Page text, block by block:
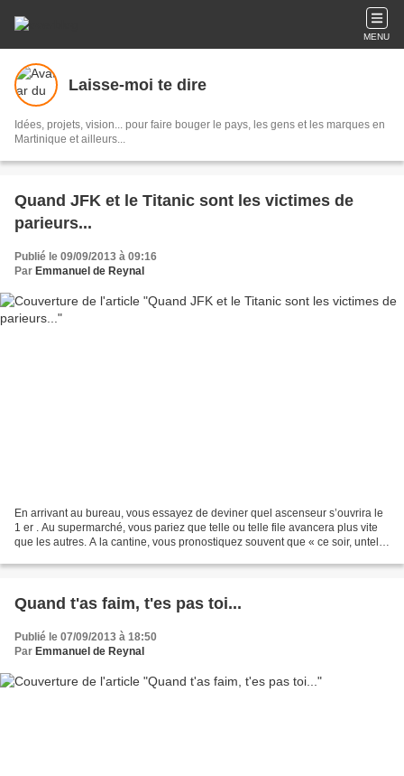
MENU
Laisse-moi te dire
Idées, projets, vision... pour faire bouger le pays, les gens et les marques en
Martinique et ailleurs...
Quand JFK et le Titanic sont les victimes de
parieurs...
Publié le 09/09/2013 à 09:16
Par Emmanuel de Reynal
En arrivant au bureau, vous essayez de deviner quel ascenseur s’ouvrira le
1 er . Au supermarché, vous pariez que telle ou telle file avancera plus vite
que les autres. A la cantine, vous pronostiquez souvent que « ce soir, untel
Quand t'as faim, t'es pas toi...
Publié le 07/09/2013 à 18:50
Par Emmanuel de Reynal